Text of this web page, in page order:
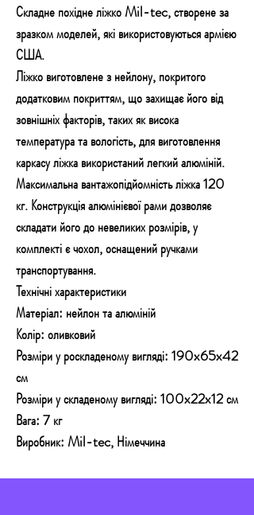
Складне похідне ліжко Mil-tec, створене за
зразком моделей, які використовуються армією
США.
Ліжко виготовлене з нейлону, покритого
додатковим покриттям, що захищає його від
зовнішніх факторів, таких як висока
температура та вологість, для виготовлення
каркасу ліжка використаний легкий алюміній.
Максимальна вантажопідйомність ліжка 120
кг. Конструкція алюмінієвої рами дозволяє
складати його до невеликих розмірів, у
комплекті є чохол, оснащений ручками
транспортування.
Технічні характеристики
Матеріал: нейлон та алюміній
Колір: оливковий
Розміри у роскладеному вигляді: 190x65x42
см
Розміри у складеному вигляді: 100x22x12 см
Вага: 7 кг
Виробник: Mil-tec, Німеччина